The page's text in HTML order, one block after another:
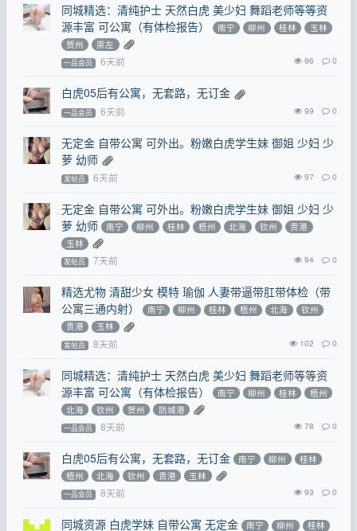
同城精选：清纯护士 天然白虎 美少妇 舞蹈老师等等资
源丰富 可公寓（有体检报告）
南宁 柳州 桂林
玉林
贺州
崇左
一品会员 6天前 96 0
白虎05后有公寓，无套路，无订金
一品会员 6天前 99 0
无定金 自带公寓 可外出。粉嫩白虎学生妹 御姐 少妇 少
萝 幼师
发帖员 6天前 97 0
无定金 自带公寓 可外出。粉嫩白虎学生妹 御姐 少妇 少
萝 幼师
南宁 柳州 桂林 梧州 北海 钦州
贵港
玉林
发帖员 7天前 94 0
精选尤物 清甜少女 模特 瑜伽 人妻带逼带肛带体检（带
公寓三通内射）
南宁 柳州 桂林 梧州 北海
钦州
贵港
玉林
发帖员 8天前 102 0
同城精选：清纯护士 天然白虎 美少妇 舞蹈老师等等资
源丰富 可公寓（有体检报告）
南宁 柳州 桂林
梧州
北海
钦州 贺州 防城港
一品会员 8天前 78 0
白虎05后有公寓，无套路，无订金 南宁 柳州
桂林
梧州
北海 钦州 贵港 玉林
一品会员 8天前 93 0
同城资源 白虎学妹 自带公寓 无定金 南宁 柳州 桂林